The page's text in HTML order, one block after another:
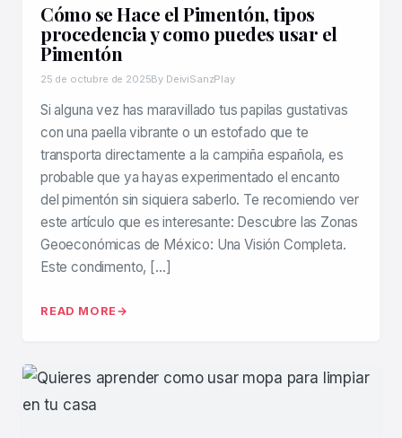
Cómo se Hace el Pimentón, tipos
procedencia y como puedes usar el
Pimentón
25 de octubre de 2025By DeiviSanzPlay
Si alguna vez has maravillado tus papilas gustativas
con una paella vibrante o un estofado que te
transporta directamente a la campiña española, es
probable que ya hayas experimentado el encanto
del pimentón sin siquiera saberlo. Te recomiendo ver
este artículo que es interesante: Descubre las Zonas
Geoeconómicas de México: Una Visión Completa.
Este condimento, […]
READ MORE